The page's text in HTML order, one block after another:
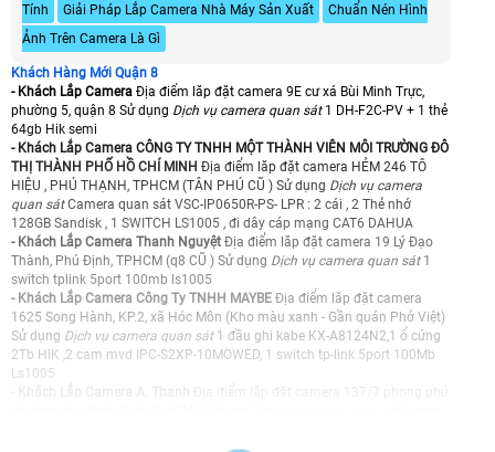
Tính
Giải Pháp Lắp Camera Nhà Máy Sản Xuất
Chuẩn Nén Hình
Ảnh Trên Camera Là Gì
Khách Hàng Mới Quận 8
- Khách Lắp Camera Địa điểm lăp đặt camera 9E cư xá Bùi Minh Trực,
phường 5, quận 8 Sử dụng Dịch vụ camera quan sát 1 DH-F2C-PV + 1 thẻ
64gb Hik semi
- Khách Lắp Camera CÔNG TY TNHH MỘT THÀNH VIÊN MÔI TRƯỜNG ĐÔ
THỊ THÀNH PHỐ HỒ CHÍ MINH Địa điểm lăp đặt camera HẺM 246 TÔ
HIỆU , PHÚ THẠNH, TPHCM (TÂN PHÚ CŨ ) Sử dụng Dịch vụ camera
quan sátCamera quan sát VSC-IP0650R-PS- LPR : 2 cái , 2 Thẻ nhớ
128GB Sandisk , 1 SWITCH LS1005 , đi dây cáp mạng CAT6 DAHUA
- Khách Lắp Camera Thanh Nguyệt Địa điểm lăp đặt camera 19 Lý Đạo
Thành, Phú Định, TPHCM (q8 CŨ ) Sử dụng Dịch vụ camera quan sát 1
switch tplink 5port 100mb ls1005
- Khách Lắp Camera Công Ty TNHH MAYBE Địa điểm lăp đặt camera
1625 Song Hành, KP.2, xã Hóc Môn (Kho màu xanh - Gần quán Phở Việt)
Sử dụng Dịch vụ camera quan sát 1 đầu ghi kabe KX-A8124N2,1 ổ cứng
2Tb HIK ,2 cam mvd IPC-S2XP-10MOWED, 1 switch tp-link 5port 100Mb
Ls1005
Địa điểm lăp đặt camera 54 Dương Khuê